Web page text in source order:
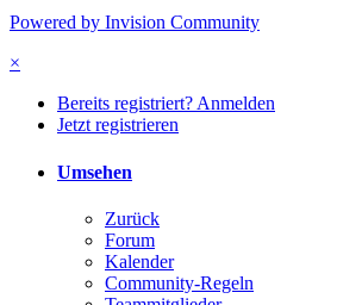
Powered by Invision Community
×
Bereits registriert? Anmelden
Jetzt registrieren
Umsehen
Zurück
Forum
Kalender
Community-Regeln